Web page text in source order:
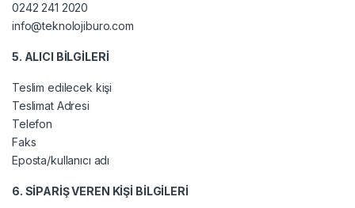
0242 241 2020
info@teknolojiburo.com
5. ALICI BİLGİLERİ
Teslim edilecek kişi
Teslimat Adresi
Telefon
Faks
Eposta/kullanıcı adı
6. SİPARİŞ VEREN KİŞİ BİLGİLERİ